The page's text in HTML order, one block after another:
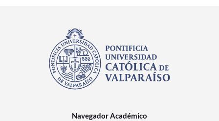
Navegador Académico